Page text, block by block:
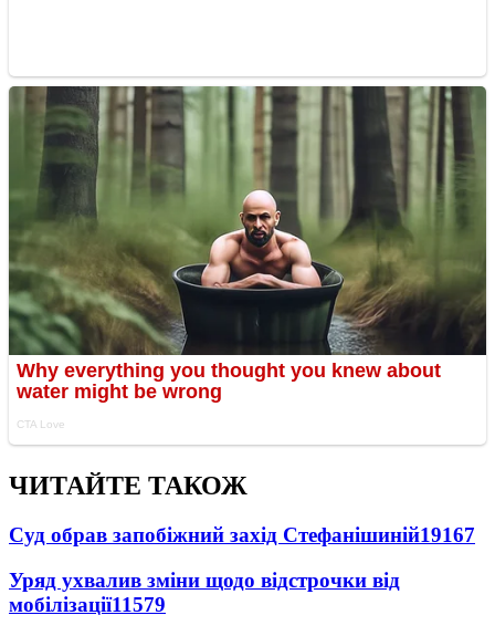
ЧИТАЙТЕ ТАКОЖ
Суд обрав запобіжний захід Стефанішиній19167
Уряд ухвалив зміни щодо відстрочки від
мобілізації11579